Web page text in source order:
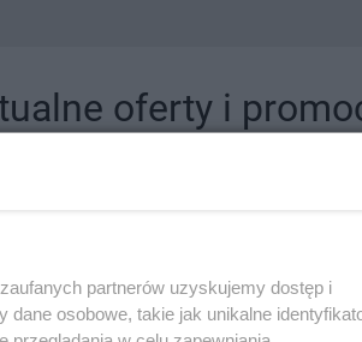
oferty i
duże, znane super- i hipermarkety. Najlepsze
partnerów uzyskujemy dostęp i
osobowe, takie jak unikalne